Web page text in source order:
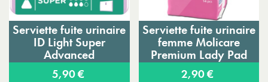
Serviette fuite urinaire
ID Light Super
Advanced
5,90 €
Serviette fuite urinaire
femme Molicare
Premium Lady Pad
2,90 €